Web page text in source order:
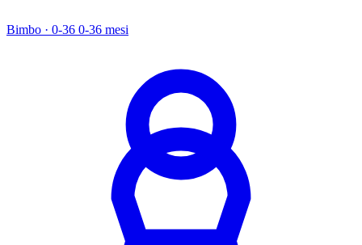
Bimbo · 0-36 0-36 mesi